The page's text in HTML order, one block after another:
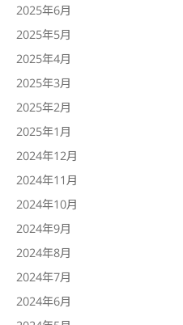
2025年6月
2025年5月
2025年4月
2025年3月
2025年2月
2025年1月
2024年12月
2024年11月
2024年10月
2024年9月
2024年8月
2024年7月
2024年6月